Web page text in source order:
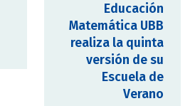
Educación
Matemática UBB
realiza la quinta
versión de su
Escuela de
Verano